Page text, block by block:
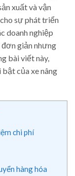
xuất và vận
sự phát triển
doanh nghiệp
giản nhưng
bài viết này,
của xe nâng
chi phí
hàng hóa